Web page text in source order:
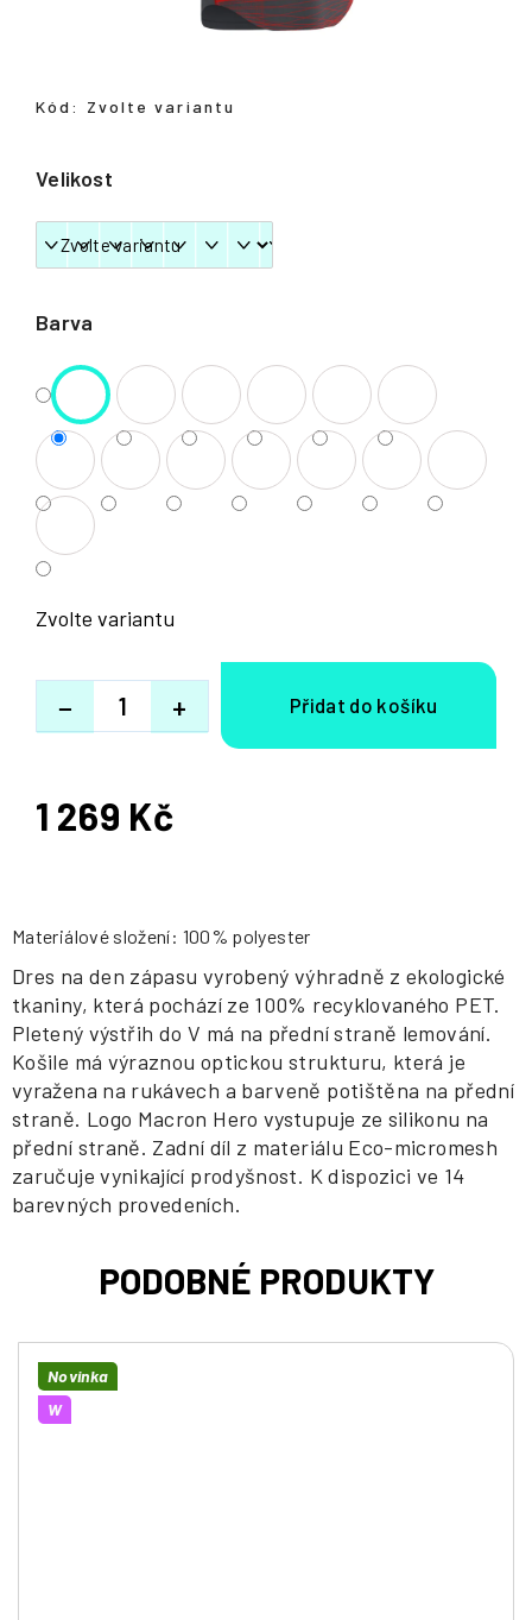
Barva
Velikost
Zvolte variantu
+
−
Kód: Zvolte variantu
1 269 Kč
Měrná
Materiálové složení: 100% polyester
Dres na den zápasu vyrobený výhradně z ekologické
tkaniny, která pochází ze 100% recyklovaného PET.
Pletený výstřih do V má na přední straně lemování.
Košile má výraznou optickou strukturu, která je
vyražena na rukávech a barveně potištěna na přední
straně. Logo Macron Hero vystupuje ze silikonu na
přední straně. Zadní díl z materiálu Eco-micromesh
zaručuje vynikající prodyšnost. K dispozici ve 14
barevných provedeních.
Novinka
W